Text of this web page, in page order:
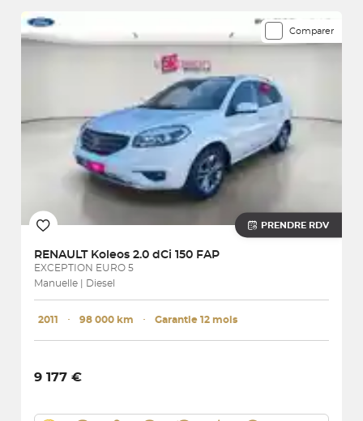
Comparer
PRENDRE RDV
RENAULT Koleos 2.0 dCi 150 FAP
EXCEPTION EURO 5
Manuelle | Diesel
2011 ･ 98 000 km ･ Garantie 12 mois
9 177 €